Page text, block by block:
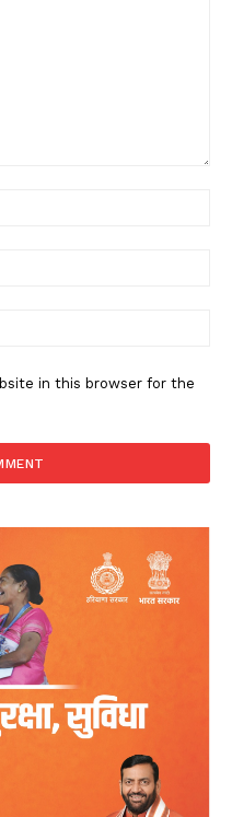
in this browser for the